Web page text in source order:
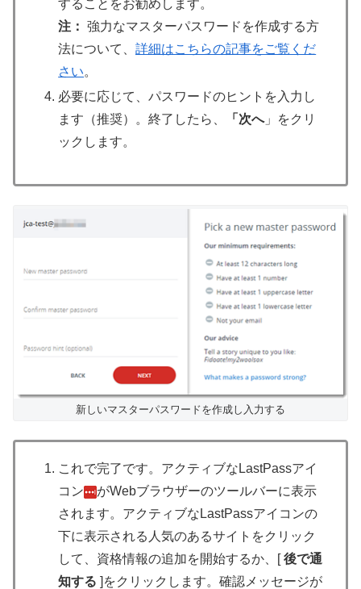
することをお勧めします。
注： 強力なマスターパスワードを作成する方
法について、詳細はこちらの記事をご覧くだ
さい。
必要に応じて、パスワードのヒントを入力し
ます（推奨）。終了したら、
「次へ」をクリ
ックします。
新しいマスターパスワードを作成し入力する
これで完了です。アクティブなLastPassアイ
コン
がWebブラウザーのツールバーに表示
されます。アクティブなLastPassアイコンの
下に表示される人気のあるサイトをクリック
して、資格情報の追加を開始するか、[後で通
知する ]をクリックします。確認メッセージが